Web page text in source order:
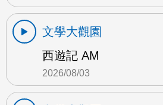
文學大觀園
西遊記 AM
2026/08/03